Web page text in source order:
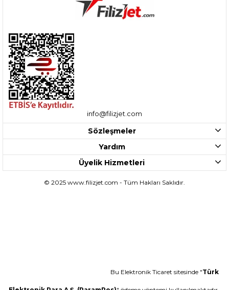
info@filizjet.com
Sözleşmeler
Yardım
Üyelik Hizmetleri
© 2025 www.filizjet.com - Tüm Hakları Saklıdır.
Bu Elektronik Ticaret sitesinde "Türk